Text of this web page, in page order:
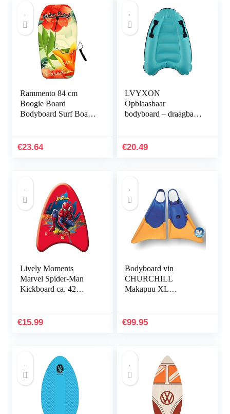
Rammento 84 cm
Boogie Board
Bodyboard Surf Board
& Lijn Plug
€23.64
LVYXON
Opblaasbaar
bodyboard – draagbaar
zwemmen, leren,
€20.49
Lively Moments
Marvel Spider-Man
Kickboard ca. 42
surfboard
€15.99
Bodyboard vin
CHURCHILL
Makapuu XL
€99.95